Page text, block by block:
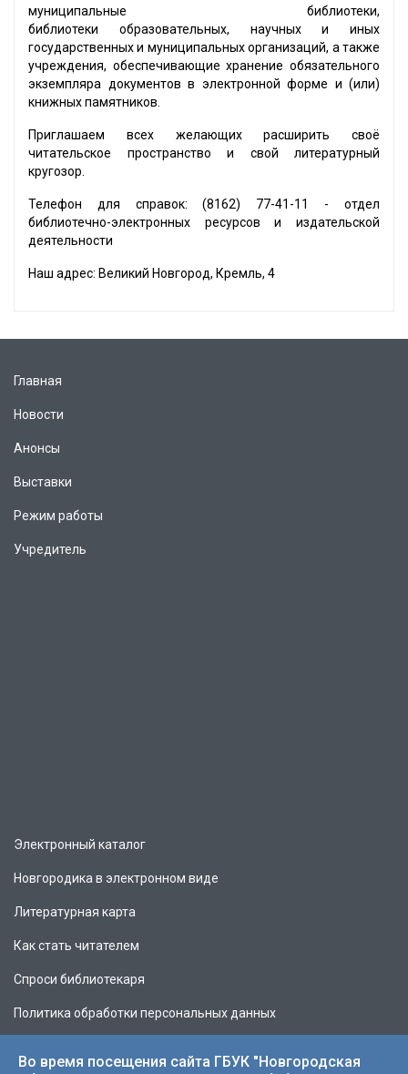
муниципальные библиотеки,
библиотеки образовательных, научных и иных
государственных и муниципальных организаций, а также
учреждения, обеспечивающие хранение обязательного
экземпляра документов в электронной форме и (или)
книжных памятников.
Приглашаем всех желающих расширить своё
читательское пространство и свой литературный
кругозор.
Телефон для справок: (8162) 77-41-11 - отдел
библиотечно-электронных ресурсов и издательской
деятельности
Наш адрес: Великий Новгород, Кремль, 4
Главная
Новости
Анонсы
Выставки
Режим работы
Учредитель
Электронный каталог
Новгородика в электронном виде
Литературная карта
Как стать читателем
Спроси библиотекаря
Политика обработки персональных данных
Во время посещения сайта ГБУК "Новгородская